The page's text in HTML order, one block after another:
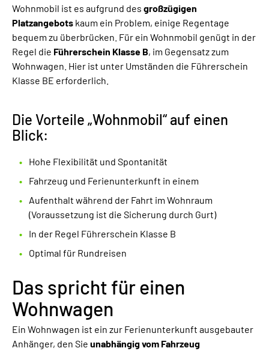
Wohnmobil ist es aufgrund des großzügigen
Platzangebots kaum ein Problem, einige Regentage
bequem zu überbrücken. Für ein Wohnmobil genügt in der
Regel die Führerschein Klasse B, im Gegensatz zum
Wohnwagen. Hier ist unter Umständen die Führerschein
Klasse BE erforderlich.
Die Vorteile „Wohnmobil“ auf einen
Blick:
Hohe Flexibilität und Spontanität
Fahrzeug und Ferienunterkunft in einem
Aufenthalt während der Fahrt im Wohnraum
(Voraussetzung ist die Sicherung durch Gurt)
In der Regel Führerschein Klasse B
Optimal für Rundreisen
Das spricht für einen
Wohnwagen
Ein Wohnwagen ist ein zur Ferienunterkunft ausgebauter
Anhänger, den Sie unabhängig vom Fahrzeug